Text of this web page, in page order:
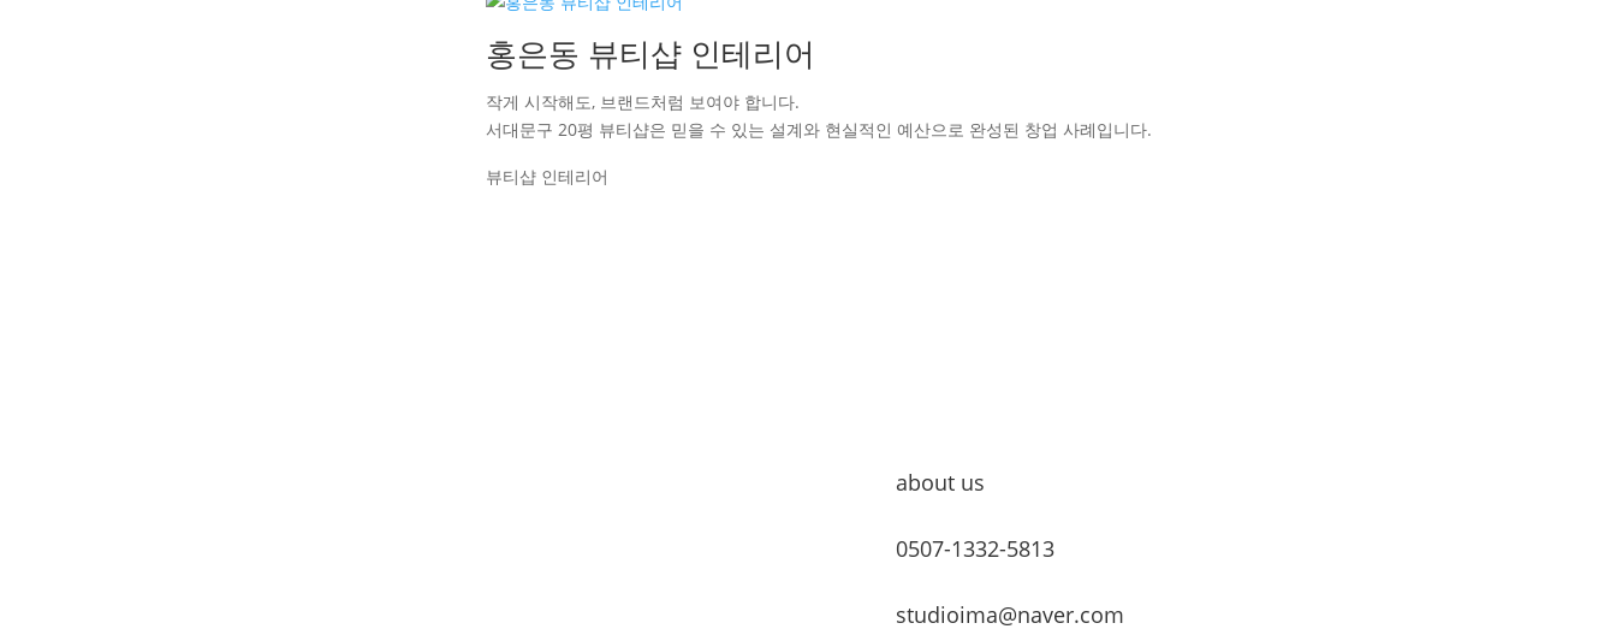
홍은동 뷰티샵 인테리어
뷰티샵 인테리어
작게 시작해도, 브랜드처럼 보여야 합니다.
서대문구 20평 뷰티샵은 믿을 수 있는 설계와 현실적인 예산으로 완성된 창업 사례입니다.
about us
0507-1332-5813
studioima@naver.com